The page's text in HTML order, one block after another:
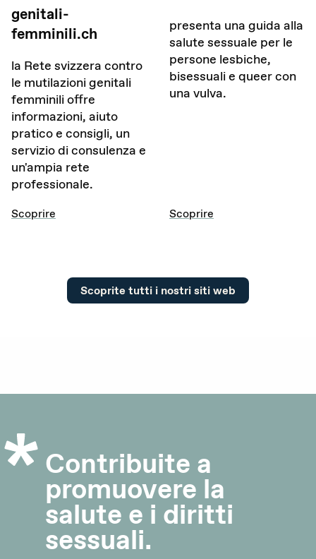
genitali-
femminili.ch
la Rete svizzera contro
le mutilazioni genitali
femminili offre
informazioni, aiuto
pratico e consigli, un
servizio di consulenza e
un'ampia rete
professionale.
Scoprire
presenta una guida alla
salute sessuale per le
persone lesbiche,
bisessuali e queer con
una vulva.
Scoprire
Scoprite tutti i nostri siti web
Contribuite a
promuovere la
salute e i diritti
sessuali.